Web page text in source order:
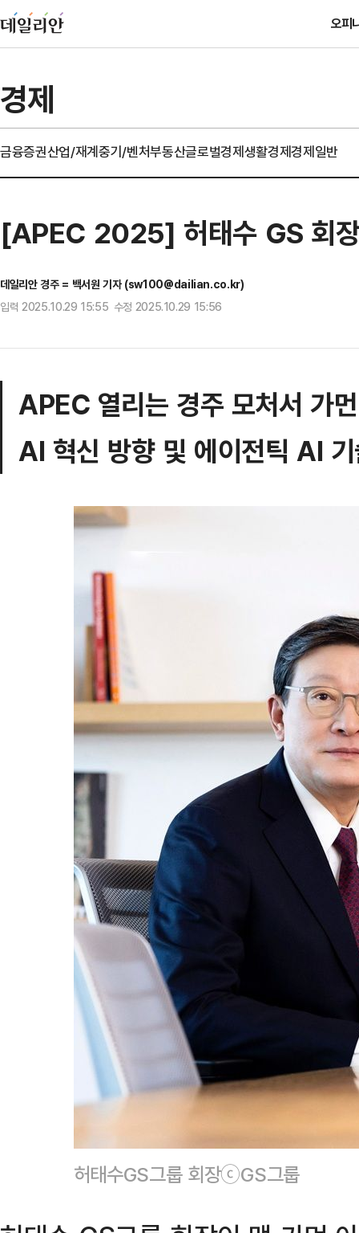
오피
경제
금융증권산업/재계중기/벤처부동산글로벌경제생활경제경제일반
[APEC 2025] 허태수 GS 회장
데일리안 경주 = 백서원 기자 (sw100@dailian.co.kr)
입력 2025.10.29 15:55 수정 2025.10.29 15:56
APEC 열리는 경주 모처서 가
AI 혁신 방향 및 에이전틱 AI
허태수GS그룹 회장ⓒGS그룹